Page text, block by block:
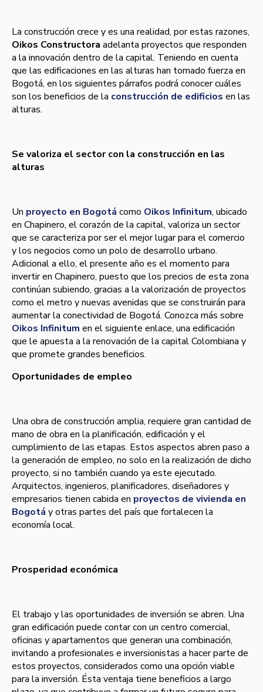
La construcción crece y es una realidad, por estas razones,
Oikos Constructora adelanta proyectos que responden
a la innovación dentro de la capital. Teniendo en cuenta
que las edificaciones en las alturas han tomado fuerza en
Bogotá, en los siguientes párrafos podrá conocer cuáles
son los beneficios de la construcción de edificios en las
alturas.
Se valoriza el sector con la construcción en las
alturas
Un proyecto en Bogotá como Oikos Infinitum, ubicado
en Chapinero, el corazón de la capital, valoriza un sector
que se caracteriza por ser el mejor lugar para el comercio
y los negocios como un polo de desarrollo urbano.
Adicional a ello, el presente año es el momento para
invertir en Chapinero, puesto que los precios de esta zona
continúan subiendo, gracias a la valorización de proyectos
como el metro y nuevas avenidas que se construirán para
aumentar la conectividad de Bogotá. Conozca más sobre
Oikos Infinitum en el siguiente enlace, una edificación
que le apuesta a la renovación de la capital Colombiana y
que promete grandes beneficios.
Oportunidades de empleo
Una obra de construcción amplia, requiere gran cantidad de
mano de obra en la planificación, edificación y el
cumplimiento de las etapas. Estos aspectos abren paso a
la generación de empleo, no solo en la realización de dicho
proyecto, si no también cuando ya este ejecutado.
Arquitectos, ingenieros, planificadores, diseñadores y
empresarios tienen cabida en proyectos de vivienda en
Bogotá y otras partes del país que fortalecen la
economía local.
Prosperidad económica
El trabajo y las oportunidades de inversión se abren. Una
gran edificación puede contar con un centro comercial,
oficinas y apartamentos que generan una combinación,
invitando a profesionales e inversionistas a hacer parte de
estos proyectos, considerados como una opción viable
para la inversión. Ésta ventaja tiene beneficios a largo